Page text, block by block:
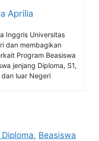
Aprilia
Inggris Universitas
dan membagikan
Program Beasiswa
jenjang Diploma, S1,
luar Negeri
, Beasiswa